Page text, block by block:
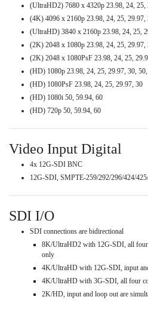
(UltraHD2) 7680 x 4320p 23.98, 24, 25,
(4K) 4096 x 2160p 23.98, 24, 25, 29.97,
(UltraHD) 3840 x 2160p 23.98, 24, 25,
(2K) 2048 x 1080p 23.98, 24, 25, 29.97,
(2K) 2048 x 1080PsF 23.98, 24, 25,
(HD) 1080p 23.98, 24, 25, 29.97, 30,
(HD) 1080PsF 23.98, 24, 25, 29.97, 30
(HD) 1080i 50, 59.94, 60
(HD) 720p 50, 59.94, 60
Video Input Digital
4x 12G-SDI BNC
12G-SDI, SMPTE-259/292/296/424/
SDI I/O
SDI connections are bidirectional
8K/UltraHD2 with 12G-SDI, all four
only
4K/UltraHD with 12G-SDI, input
4K/UltraHD with 3G-SDI, all four
2K/HD, input and loop out are